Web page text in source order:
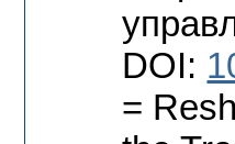
DOI:
=